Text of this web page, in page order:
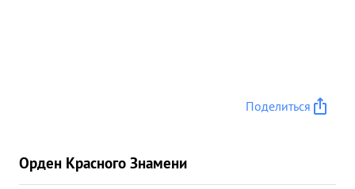
Поделиться
Орден Красного Знамени